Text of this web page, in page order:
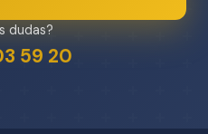
dudas?
59 20